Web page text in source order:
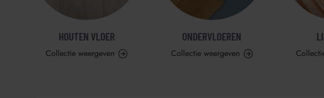
HOUTEN VLOER
Collectie weergeven
ONDERVLOEREN
Collectie weergeven